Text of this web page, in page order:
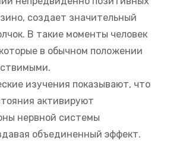
создает значительный
В такие моменты человек
в обычном положении
изучения показывают, что
активируют
нервной системы
объединенный эффект.